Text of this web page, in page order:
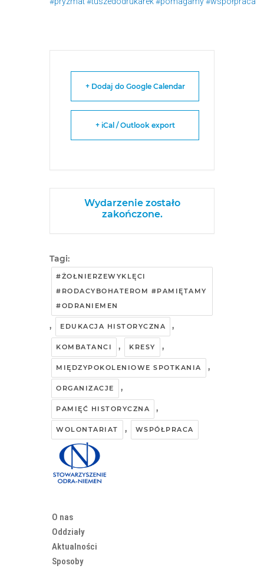
+ Dodaj do Google Calendar
+ iCal / Outlook export
Wydarzenie zostało
zakończone.
Tagi:
#ŻOŁNIERZEWYKLĘCI
#RODACYBOHATEROM #PAMIĘTAMY
#ODRANIEMEN
, EDUKACJA HISTORYCZNA ,
KOMBATANCI , KRESY ,
MIĘDZYPOKOLENIOWE SPOTKANIA ,
ORGANIZACJE ,
PAMIĘĆ HISTORYCZNA ,
WOLONTARIAT , WSPÓŁPRACA
O nas
Oddziały
Aktualności
Sposoby